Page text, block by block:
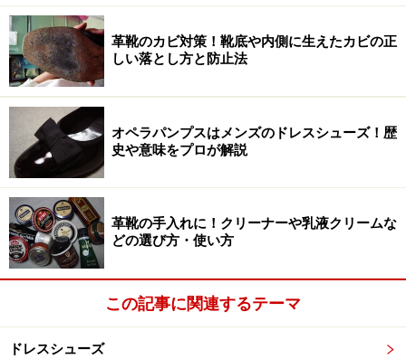
いる顔立ちなので、どちらの色でも仕事の上で普段使い
しやすい靴であることは確かです。
次のページは「迫力がさらに増す外羽根式」などです。
※記事内容は執筆時点のものです。最新の内容をご確認くださ
い。
革靴のカビ対策！靴底や内側に生えたカビの正
しい落とし方と防止法
オペラパンプスはメンズのドレスシューズ！歴
史や意味をプロが解説
革靴の手入れに！クリーナーや乳液クリームな
どの選び方・使い方
この記事に関連するテーマ
ドレスシューズ